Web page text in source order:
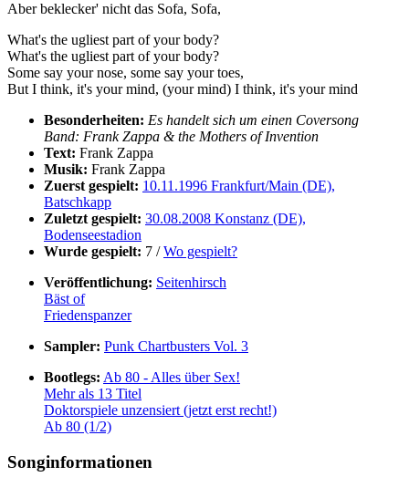
Aber beklecker' nicht das Sofa, Sofa,
What's the ugliest part of your body?
What's the ugliest part of your body?
Some say your nose, some say your toes,
But I think, it's your mind, (your mind) I think, it's your mind
Besonderheiten: Es handelt sich um einen Coversong
Band: Frank Zappa & the Mothers of Invention
Text: Frank Zappa
Musik: Frank Zappa
Zuerst gespielt: 10.11.1996 Frankfurt/Main (DE),
Batschkapp
Zuletzt gespielt: 30.08.2008 Konstanz (DE),
Bodenseestadion
Wurde gespielt: 7 /Wo gespielt?
Veröffentlichung: Seitenhirsch
Bäst of
Friedenspanzer
Sampler: Punk Chartbusters Vol. 3
Bootlegs: Ab 80 - Alles über Sex!
Mehr als 13 Titel
Doktorspiele unzensiert (jetzt erst recht!)
Ab 80 (1/2)
Songinformationen